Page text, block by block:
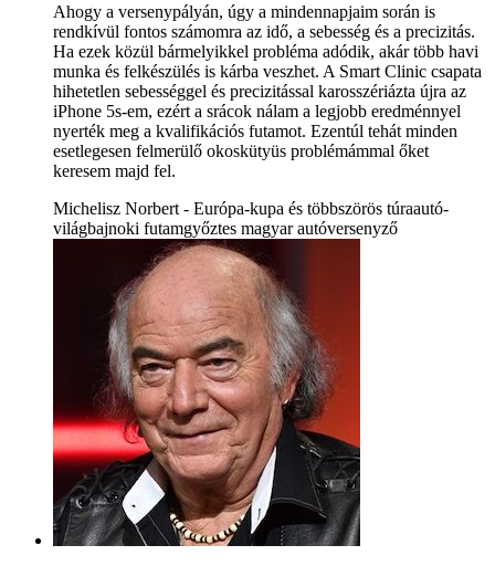
Ahogy a versenypályán, úgy a mindennapjaim során is
rendkívül fontos számomra az idő, a sebesség és a precizitás.
Ha ezek közül bármelyikkel probléma adódik, akár több havi
munka és felkészülés is kárba veszhet. A Smart Clinic csapata
hihetetlen sebességgel és precizitással karosszériázta újra az
iPhone 5s-em, ezért a srácok nálam a legjobb eredménnyel
nyerték meg a kvalifikációs futamot. Ezentúl tehát minden
esetlegesen felmerülő okoskütyüs problémámmal őket
keresem majd fel.
Michelisz Norbert - Európa-kupa és többszörös túraautó-
világbajnoki futamgyőztes magyar autóversenyző